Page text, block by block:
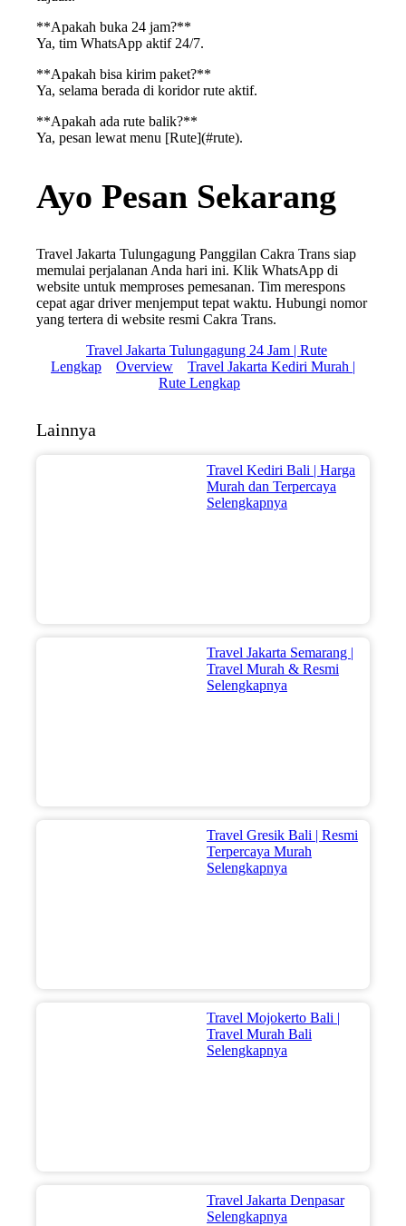
**Apakah buka 24 jam?**
Ya, tim WhatsApp aktif 24/7.
**Apakah bisa kirim paket?**
Ya, selama berada di koridor rute aktif.
**Apakah ada rute balik?**
Ya, pesan lewat menu [Rute](#rute).
Ayo Pesan Sekarang
Travel Jakarta Tulungagung Panggilan Cakra Trans siap
memulai perjalanan Anda hari ini. Klik WhatsApp di
website untuk memproses pemesanan. Tim merespons
cepat agar driver menjemput tepat waktu. Hubungi nomor
yang tertera di website resmi Cakra Trans.
Travel Jakarta Tulungagung 24 Jam | Rute
Lengkap
Overview
Travel Jakarta Kediri Murah |
Rute Lengkap
Lainnya
Travel Kediri Bali | Harga
Murah dan Terpercaya
Selengkapnya
Travel Jakarta Semarang |
Travel Murah & Resmi
Selengkapnya
Travel Gresik Bali | Resmi
Terpercaya Murah
Selengkapnya
Travel Mojokerto Bali |
Travel Murah Bali
Selengkapnya
Travel Jakarta Denpasar
Selengkapnya